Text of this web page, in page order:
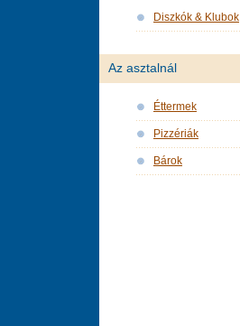
Diszkók & Klubok
Az asztalnál
Éttermek
Pizzériák
Bárok